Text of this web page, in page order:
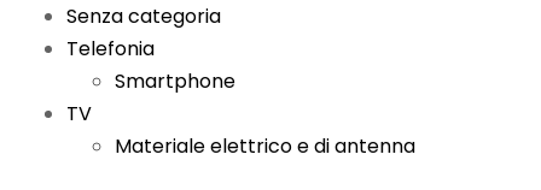
Senza categoria
Telefonia
Smartphone
TV
Materiale elettrico e di antenna